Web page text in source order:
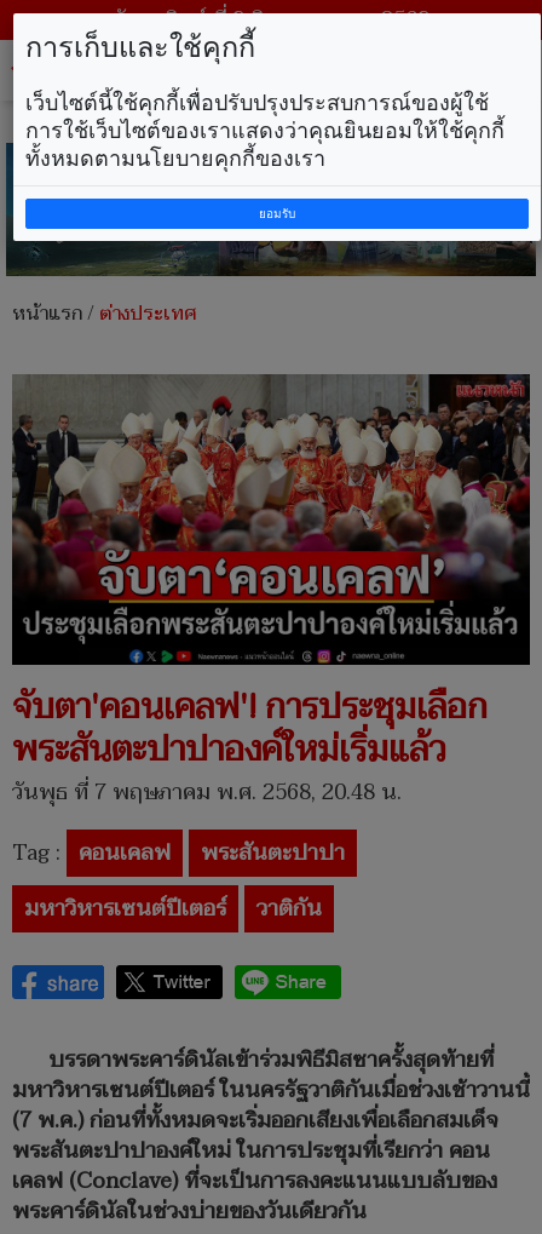
วันอาทิตย์ ที่ 9 สิงหาคม พ.ศ. 2569
หน้าแรก/ต่างประเทศ
จับตา'คอนเคลฟ'! การประชุมเลือก
พระสันตะปาปาองค์ใหม่เริ่มแล้ว
วันพุธ ที่ 7 พฤษภาคม พ.ศ. 2568, 20.48 น.
Tag : คอนเคลฟ
พระสันตะปาปา
มหาวิหารเซนต์ปีเตอร์
วาติกัน
บรรดาพระคาร์ดินัลเข้าร่วมพิธีมิสซาครั้งสุดท้ายที่
มหาวิหารเซนต์ปีเตอร์ ในนครรัฐวาติกันเมื่อช่วงเช้าวานนี้
(7 พ.ค.) ก่อนที่ทั้งหมดจะเริ่มออกเสียงเพื่อเลือกสมเด็จ
พระสันตะปาปาองค์ใหม่ ในการประชุมที่เรียกว่า คอน
เคลฟ (Conclave) ที่จะเป็นการลงคะแนนแบบลับของ
พระคาร์ดินัลในช่วงบ่ายของวันเดียวกัน
การเก็บและใช้คุกกี้
เว็บไซต์นี้ใช้คุกกี้เพื่อปรับปรุงประสบการณ์ของผู้ใช้
การใช้เว็บไซต์ของเราแสดงว่าคุณยินยอมให้ใช้คุกกี้
ทั้งหมดตามนโยบายคุกกี้ของเรา
ยอมรับ